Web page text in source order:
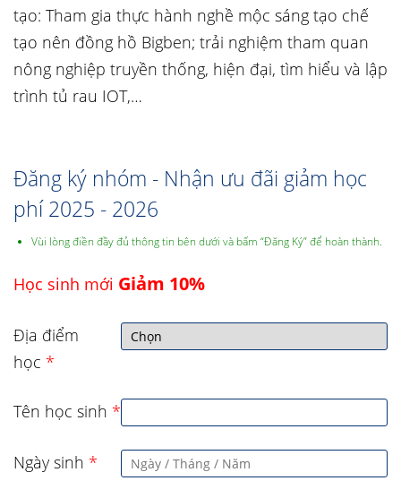
tạo: Tham gia thực hành nghề mộc sáng tạo chế
tạo nên đồng hồ Bigben; trải nghiệm tham quan
nông nghiệp truyền thống, hiện đại, tìm hiểu và lập
trình tủ rau IOT,…
Đăng ký nhóm - Nhận ưu đãi giảm học
phí 2025 - 2026
Vùi lòng điền đầy đủ thông tin bên dưới và bấm “Đăng Ký” để hoàn thành.
Học sinh mới Giảm 10%
Địa điểm
học *
Tên học sinh *
Ngày sinh *